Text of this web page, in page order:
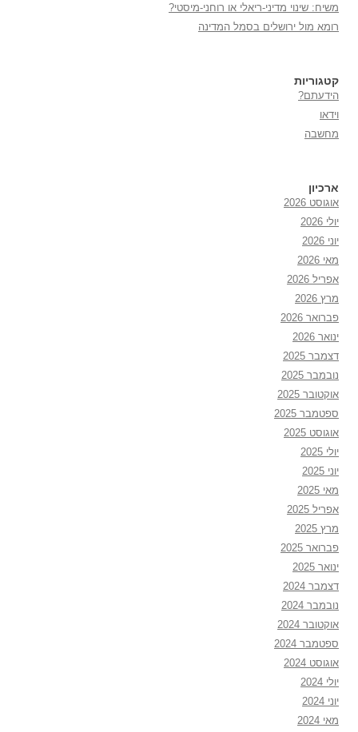
משיח: שינוי מדיני-ריאלי או רוחני-מיסטי?
רומא מול ירושלים בסמל המדינה
קטגוריות
הידעתם?
וידאו
מחשבה
ארכיון
אוגוסט 2026
יולי 2026
יוני 2026
מאי 2026
אפריל 2026
מרץ 2026
פברואר 2026
ינואר 2026
דצמבר 2025
נובמבר 2025
אוקטובר 2025
ספטמבר 2025
אוגוסט 2025
יולי 2025
יוני 2025
מאי 2025
אפריל 2025
מרץ 2025
פברואר 2025
ינואר 2025
דצמבר 2024
נובמבר 2024
אוקטובר 2024
ספטמבר 2024
אוגוסט 2024
יולי 2024
יוני 2024
מאי 2024